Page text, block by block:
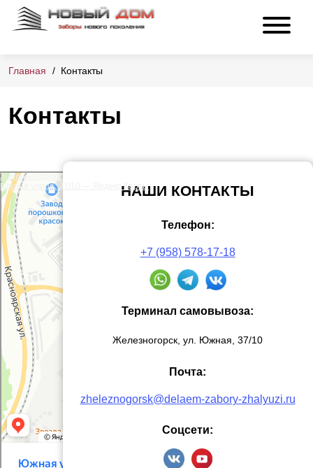
Главная Контакты
Контакты
НАШИ КОНТАКТЫ
Телефон:
+7 (958) 578-17-18
Терминал самовывоза:
Железногорск, ул. Южная, 37/10
Почта:
zheleznogorsk@delaem-zabory-zhalyuzi.ru
Соцсети:
Железногорск
Южная улица, 37/10 — Яндекс Карты